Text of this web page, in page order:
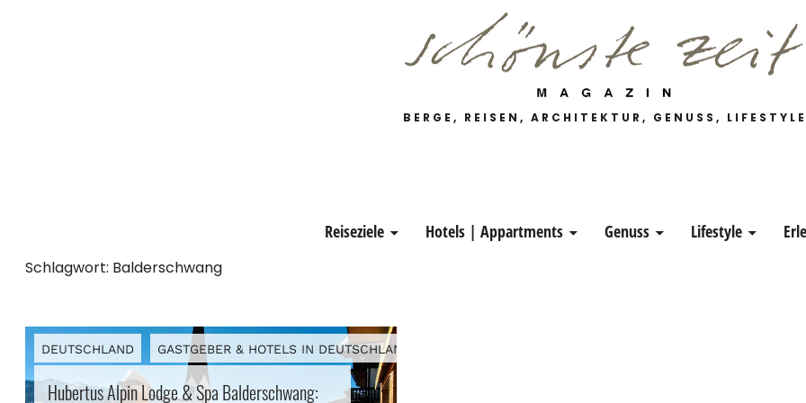
Schönste Zeit Magazin
BERGE, REISEN, ARCHITEKTUR, GENUSS, LIFESTYLE
Reiseziele Hotels | Appartments Genuss Lifestyle
Schlagwort: Balderschwang
DEUTSCHLAND GASTGEBER & HOTELS IN DEUTSCHLAND
Hubertus Alpin Lodge & Spa Balderschwang: